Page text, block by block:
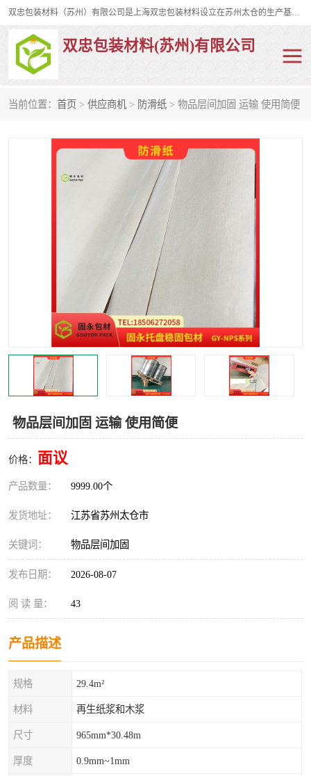
双忠包装材料（苏州）有限公司是上海双忠包装材料设立在苏州太仓的生产基地，占地约2万平米，产品主要有打孔缠绕膜，拉伸蜂窝纸，集装箱充气袋，滑托板，打包带，裹包网兜，防滑纸等箱体和托盘的运输和保护性包材。固永包材®，GooYon Pack®，是我们保护性包装材料的专属品牌。
双忠包装材料(苏州)有限公司
当前位置： 首页 > 供应商机 > 防滑纸 > 物品层间加固 运输 使用简便
物品层间加固 运输 使用简便
价格： 面议
产品数量： 9999.00个
发货地址： 江苏省苏州太仓市
关键词： 物品层间加固
发布日期： 2026-08-07
阅 读 量： 43
产品描述
规格 29.4m²
材料 再生纸浆和木浆
尺寸 965mm*30.48m
厚度 0.9mm~1mm
裹包网兜 纤维打包带
充气袋